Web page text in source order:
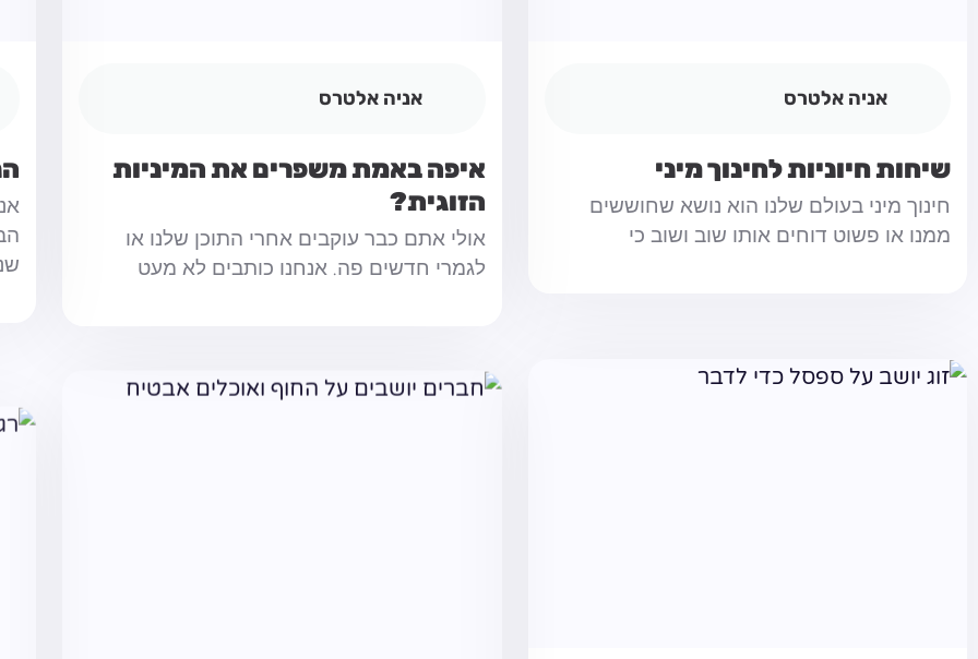
אניה אלטרס
שיחות חיוניות לחינוך מיני
חינוך מיני בעולם שלנו הוא נושא שחוששים
ממנו או פשוט דוחים אותו שוב ושוב כי
אניה אלטרס
איפה באמת משפרים את המיניות
הזוגית?
אולי אתם כבר עוקבים אחרי התוכן שלנו או
לגמרי חדשים פה. אנחנו כותבים לא מעט